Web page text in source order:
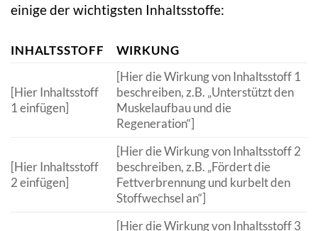
einige der wichtigsten Inhaltsstoffe:
INHALTSSTOFF WIRKUNG
[Hier Inhaltsstoff
1 einfügen]
[Hier die Wirkung von Inhaltsstoff 1
beschreiben, z.B. „Unterstützt den
Muskelaufbau und die
Regeneration“]
[Hier Inhaltsstoff
2 einfügen]
[Hier die Wirkung von Inhaltsstoff 2
beschreiben, z.B. „Fördert die
Fettverbrennung und kurbelt den
Stoffwechsel an“]
[Hier die Wirkung von Inhaltsstoff 3